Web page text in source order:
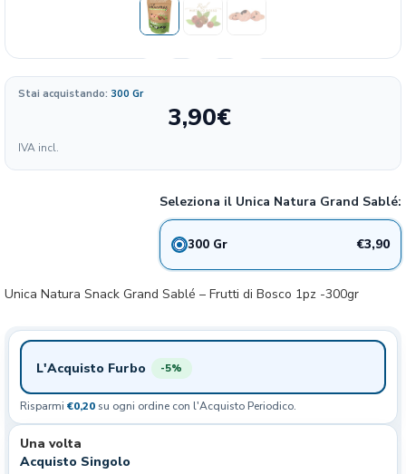
Stai acquistando: 300 Gr
3,90€
IVA incl.
Seleziona il Unica Natura Grand Sablé:
300 Gr €3,90
Formato
300 gr
Unica Natura Snack Grand Sablé – Frutti di Bosco 1pz -300gr
L'Acquisto Furbo -5%
Risparmi €0,20 su ogni ordine con l'Acquisto Periodico.
Una volta
Acquisto Singolo